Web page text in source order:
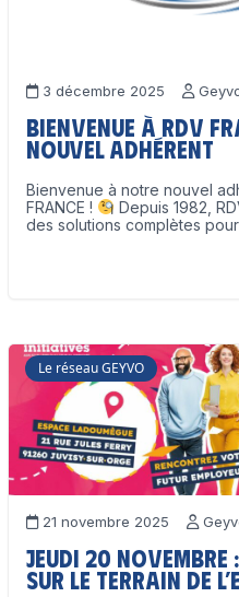
3 décembre 2025
Bienvenue à RDV
nouvel adhérent
Bienvenue à notre nouvel
FRANCE !
Depuis 1982,
des solutions complètes
Le réseau GEYVO
21 novembre 2025
Jeudi 20 novembre
sur le terrain de